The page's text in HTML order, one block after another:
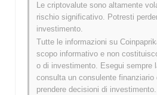
Massimo Storico (ATH):$0.119880
Minimo Storico (ATL): $0.00
Digital Yuan è attualmente
suo ATH .
Come si sta comportando
mercato crypto più ampio?
Le criptovalute sono altamente
rischio significativo. Potresti
investimento.
Tutte le informazioni su
scopo informativo e non
o di investimento. Esegui sempre
consulta un consulente finanziario
prendere decisioni di investimento.